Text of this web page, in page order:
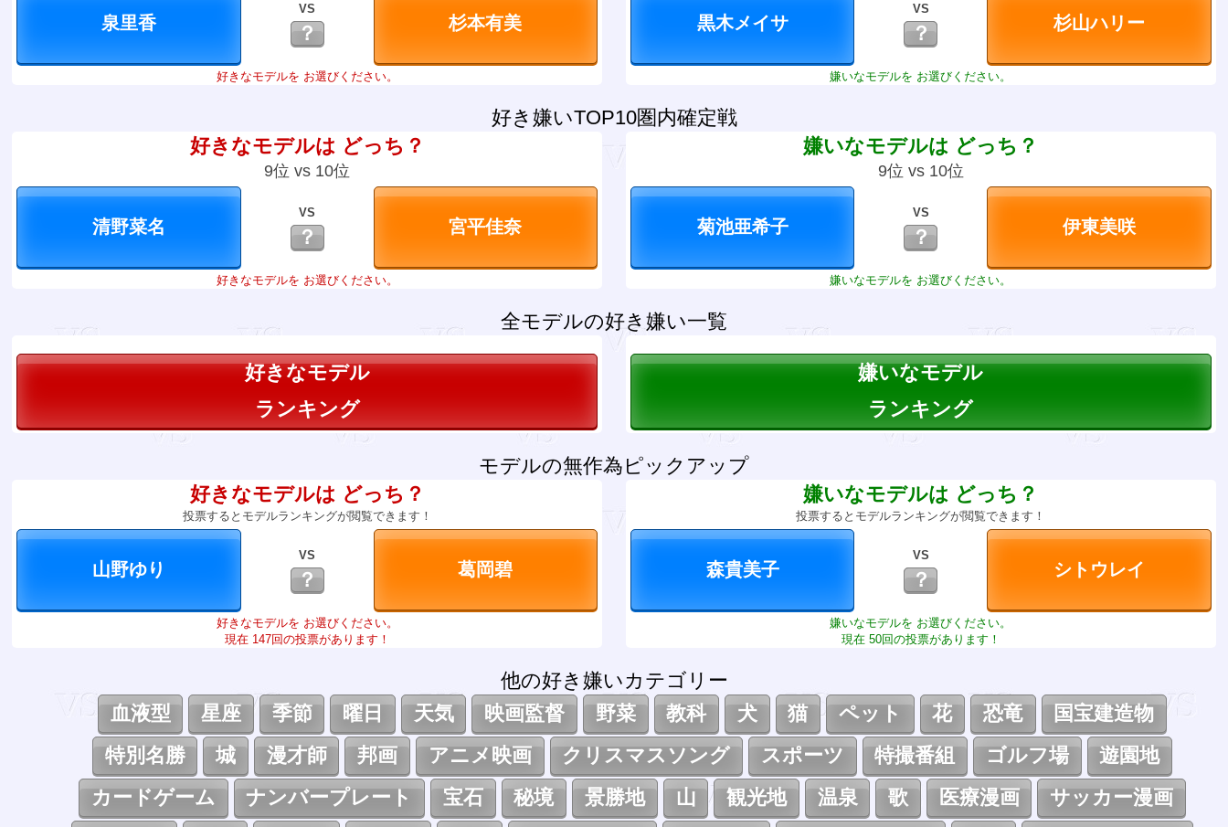
VS
？
好きなモデルを お選びください。
VS
？
嫌いなモデルを お選びください。
好き嫌いTOP10圏内確定戦
好きなモデルは どっち？
9位 vs 10位
VS
？
好きなモデルを お選びください。
嫌いなモデルは どっち？
9位 vs 10位
VS
？
嫌いなモデルを お選びください。
全モデルの好き嫌い一覧
好きなモデル
ランキング
嫌いなモデル
ランキング
モデルの無作為ピックアップ
好きなモデルは どっち？
投票するとモデルランキングが閲覧できます！
VS
？
好きなモデルを お選びください。
現在 147回の投票があります！
嫌いなモデルは どっち？
投票するとモデルランキングが閲覧できます！
VS
？
嫌いなモデルを お選びください。
現在 50回の投票があります！
他の好き嫌いカテゴリー
血液型
星座 季節 曜日 天気 映画監督 野菜 教科 犬 猫 ペット 花 恐竜
国宝建造物
特別名勝
城 漫才師 邦画 アニメ映画 クリスマスソング スポーツ 特撮番組 ゴルフ場
遊園地
カードゲーム
ナンバープレート 宝石 秘境 景勝地 山 観光地 温泉 歌 医療漫画
サッカー漫画